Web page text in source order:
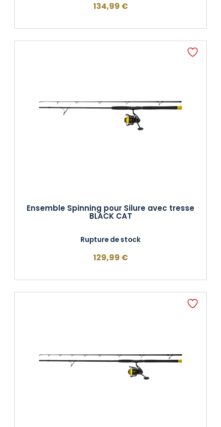
134,99 €
Ensemble Spinning pour Silure avec tresse
BLACK CAT
Rupture de stock
129,99 €